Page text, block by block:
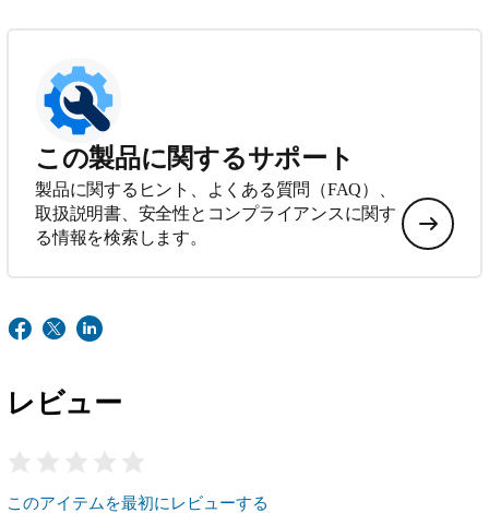
この製品に関するサポート
製品に関するヒント、よくある質問（FAQ）、
取扱説明書、安全性とコンプライアンスに関す
る情報を検索します。
レビュー
このアイテムを最初にレビューする